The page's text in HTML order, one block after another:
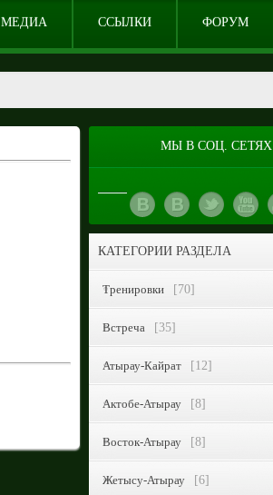
МЕДИА ССЫЛКИ ФОРУМ
МЫ В СОЦ. СЕТЯХ
КАТЕГОРИИ РАЗДЕЛА
Тренировки [70]
Встреча [35]
Атырау-Кайрат [12]
Актобе-Атырау [8]
Восток-Атырау [8]
Жетысу-Атырау [6]